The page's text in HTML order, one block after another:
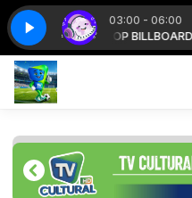
03:00 - 06:00
TOP BILLBOARD
Top billboard - Parte 5